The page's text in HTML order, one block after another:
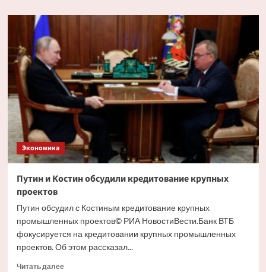
Глава
движения
ставки
ЦБ
на
ближайшем
заседании
Экономика
Путин и Костин обсудили кредитование крупных
проектов
Путин обсудил с Костиным кредитование крупных
промышленных проектов© РИА НовостиВести.Банк ВТБ
фокусируется на кредитовании крупных промышленных
проектов. Об этом рассказал...
Читать далееПрочитать